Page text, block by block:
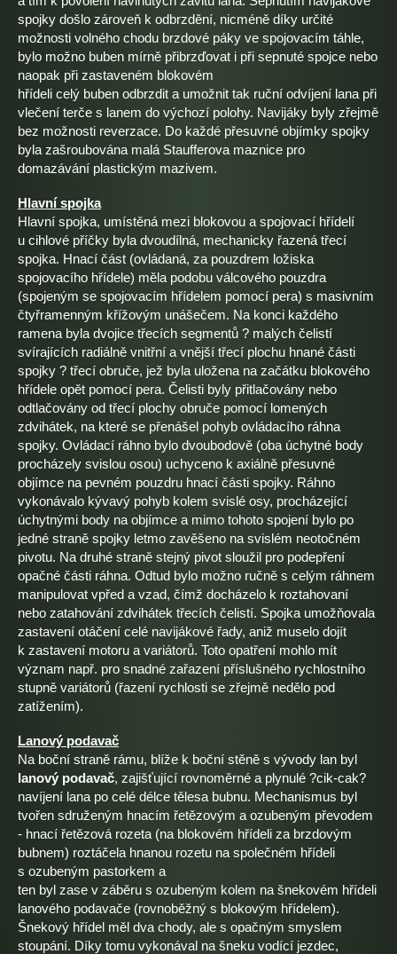
spojky došlo zároveň k odbrzdění, nicméně díky určité
možnosti volného chodu brzdové páky ve spojovacím táhle,
bylo možno buben mírně přibrzďovat i při sepnuté spojce nebo
naopak při zastaveném blokovém
hřídeli celý buben odbrzdit a umožnit tak ruční odvíjení lana při
vlečení terče s lanem do výchozí polohy. Navijáky byly zřejmě
bez možnosti reverzace. Do každé přesuvné objímky spojky
byla zašroubována malá Staufferova maznice pro
domazávání plastickým mazivem.
Hlavní spojka
Hlavní spojka, umístěná mezi blokovou a spojovací hřídelí
u cihlové příčky byla dvoudílná, mechanicky řazená třecí
spojka. Hnací část (ovládaná, za pouzdrem ložiska
spojovacího hřídele) měla podobu válcového pouzdra
(spojeným se spojovacím hřídelem pomocí pera) s masivním
čtyřramenným křížovým unášečem. Na konci každého
ramena byla dvojice třecích segmentů ? malých čelistí
svírajících radiálně vnitřní a vnější třecí plochu hnané části
spojky ? třecí obruče, jež byla uložena na začátku blokového
hřídele opět pomocí pera. Čelisti byly přitlačovány nebo
odtlačovány od třecí plochy obruče pomocí lomených
zdvihátek, na které se přenášel pohyb ovládacího ráhna
spojky. Ovládací ráhno bylo dvoubodově (oba úchytné body
procházely svislou osou) uchyceno k axiálně přesuvné
objímce na pevném pouzdru hnací části spojky. Ráhno
vykonávalo kývavý pohyb kolem svislé osy, procházející
úchytnými body na objímce a mimo tohoto spojení bylo po
jedné straně spojky letmo zavěšeno na svislém neotočném
pivotu. Na druhé straně stejný pivot sloužil pro podepření
opačné části ráhna. Odtud bylo možno ručně s celým ráhnem
manipulovat vpřed a vzad, čímž docházelo k roztahovaní
nebo zatahování zdvihátek třecích čelistí. Spojka umožňovala
zastavení otáčení celé navijákové řady, aniž muselo dojít
k zastavení motoru a variátorů. Toto opatření mohlo mít
význam např. pro snadné zařazení příslušného rychlostního
stupně variátorů (řazení rychlosti se zřejmě nedělo pod
zatížením).
Lanový podavač
Na boční straně rámu, blíže k boční stěně s vývody lan byl
lanový podavač, zajišťující rovnoměrné a plynulé ?cik-cak?
navíjení lana po celé délce tělesa bubnu. Mechanismus byl
tvořen sdruženým hnacím řetězovým a ozubeným převodem
- hnací řetězová rozeta (na blokovém hřídeli za brzdovým
bubnem) roztáčela hnanou rozetu na společném hřídeli
s ozubeným pastorkem a
ten byl zase v záběru s ozubeným kolem na šnekovém hřídeli
lanového podavače (rovnoběžný s blokovým hřídelem).
Šnekový hřídel měl dva chody, ale s opačným smyslem
stoupání. Díky tomu vykonával na šneku vodící jezdec,